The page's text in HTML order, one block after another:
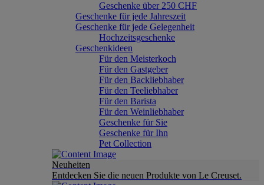
Geschenke über 250 CHF
Geschenke für jede Jahreszeit
Geschenke für jede Gelegenheit
Hochzeitsgeschenke
Geschenkideen
Für den Meisterkoch
Für den Gastgeber
Für den Backliebhaber
Für den Teeliebhaber
Für den Barista
Für den Weinliebhaber
Geschenke für Sie
Geschenke für Ihn
Pet Collection
Neuheiten
Entdecken Sie die neuen Produkte von Le Creuset.